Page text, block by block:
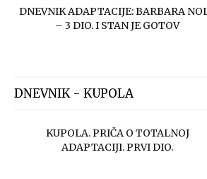
DNEVNIK ADAPTACIJE: BARBARA
– 3 DIO. I STAN JE GOTOV
DNEVNIK - KUPOLA
KUPOLA. PRIČA O TOTALNOJ
ADAPTACIJI. PRVI DIO.